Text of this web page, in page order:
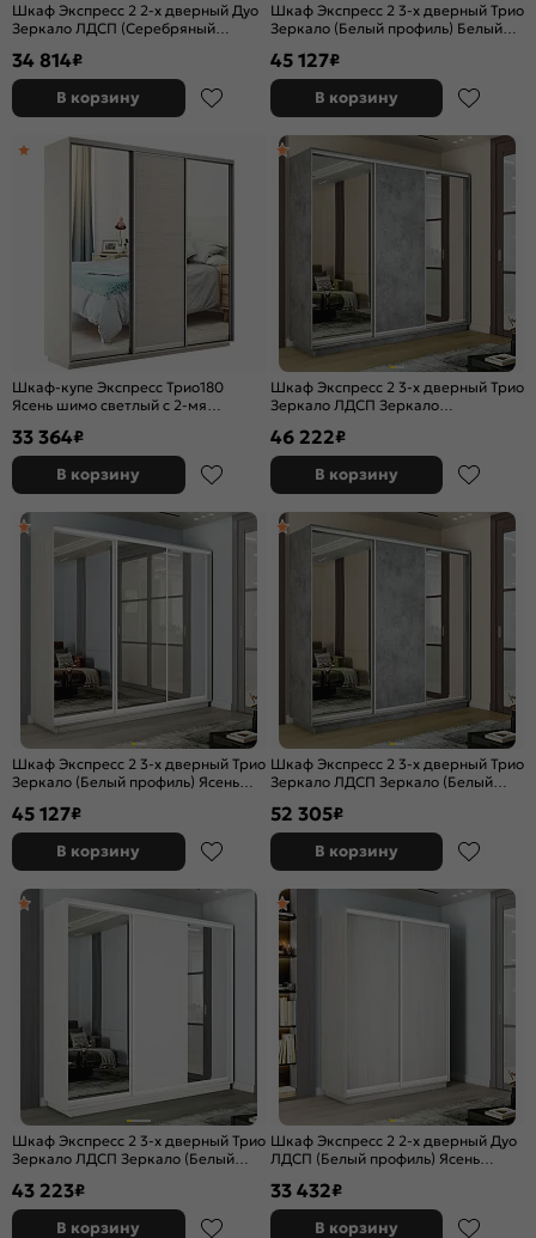
Шкаф Экспресс 2 2-х дверный Дуо
Зеркало ЛДСП (Серебряный
1400x2400x450
34 814₽
В корзину
Шкаф Экспресс 2 3-х дверный Трио
Зеркало (Белый профиль) Белый
45 127₽
В корзину
Шкаф-купе Экспресс Трио180
Ясень шимо светлый с 2-мя
33 364₽
В корзину
Шкаф Экспресс 2 3-х дверный Трио
Зеркало ЛДСП Зеркало
2100x2200x450
46 222₽
В корзину
Шкаф Экспресс 2 3-х дверный Трио
Зеркало (Белый профиль) Ясень
45 127₽
В корзину
Шкаф Экспресс 2 3-х дверный Трио
Зеркало ЛДСП Зеркало (Белый
52 305₽
В корзину
Шкаф Экспресс 2 3-х дверный Трио
Зеркало ЛДСП Зеркало (Белый
1800x2400x450
43 223₽
В корзину
Шкаф Экспресс 2 2-х дверный Дуо
ЛДСП (Белый профиль) Ясень
33 432₽
В корзину